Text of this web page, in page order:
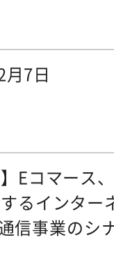
7日
】Eコマース
るインター
信事業のシ